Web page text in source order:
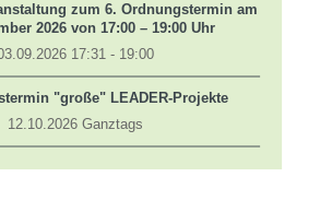
zum 6. Ordnungstermin am
2026 von 17:00 – 19:00 Uhr
17:31 - 19:00
"große" LEADER-Projekte
12.10.2026 Ganztags